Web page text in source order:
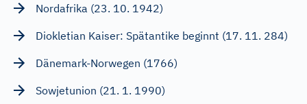
Nordafrika (23. 10. 1942)
Diokletian Kaiser: Spätantike beginnt (17. 11. 284)
Dänemark-Norwegen (1766)
Sowjetunion (21. 1. 1990)